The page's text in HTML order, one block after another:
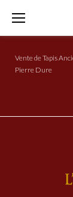
Vente de Tapis
Pierre Dure